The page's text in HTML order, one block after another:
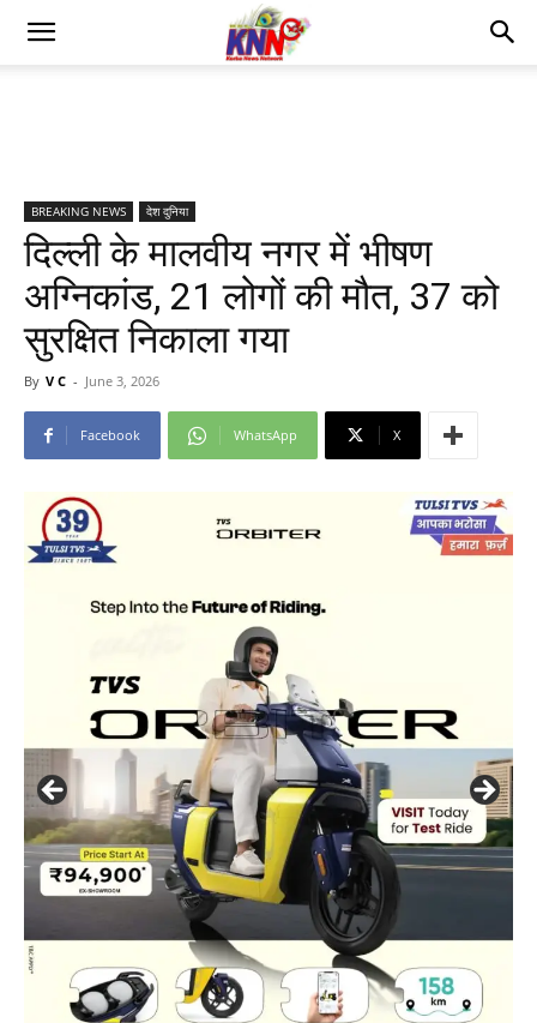
BREAKING NEWS देश दुनिया
दिल्ली के मालवीय नगर में भीषण
अग्निकांड, 21 लोगों की मौत, 37 को
सुरक्षित निकाला गया
By V C - June 3, 2026
Facebook WhatsApp X